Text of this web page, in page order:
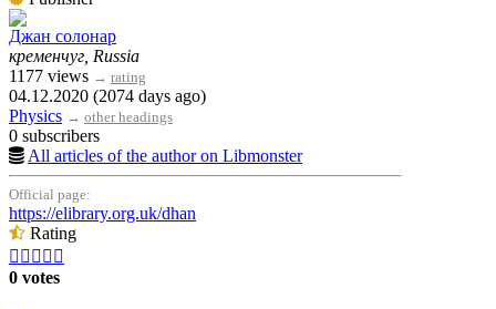
Джан солонар
кременчуг, Russia
1177 views → rating
04.12.2020 (2074 days ago)
Physics → other headings
0 subscribers
All articles of the author on Libmonster
Official page:
https://elibrary.org.uk/dhan
Rating
    
0 votes